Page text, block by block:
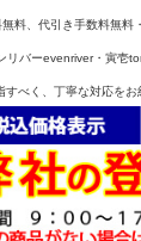
料、代引き手数料無料
バーevenriver・寅壱
べく、丁寧な対応をお